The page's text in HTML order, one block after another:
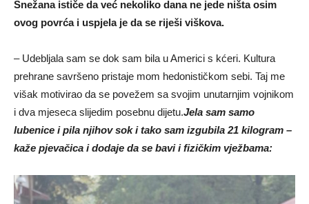
Snežana ističe da već nekoliko dana ne jede ništa osim
ovog povrća i uspjela je da se riješi viškova.
– Udebljala sam se dok sam bila u Americi s kćeri. Kultura
prehrane savršeno pristaje mom hedonističkom sebi. Taj me
višak motivirao da se povežem sa svojim unutarnjim vojnikom
i dva mjeseca slijedim posebnu dijetu.Jela sam samo
lubenice i pila njihov sok i tako sam izgubila 21 kilogram –
kaže pjevačica i dodaje da se bavi i fizičkim vježbama: